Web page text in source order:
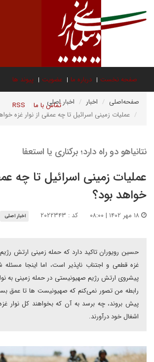
صفحه نخست درباره ما عضویت پیوند ها
تماس با ما RSS صفحه‌اصلی اخبار
اخبار اصلی
عملیات زمینی اسرائیل تا چه عمقی از نوار غزه
نتانیاهو دو راه دارد؛ برکناری یا استعفا
عملیات زمینی اسرائیل تا چه
خواهد بود؟
کد : ۲۰۲۲۳۴۳ اخبار اصلی
حسین رویوران تاکید دارد که حمله زمینی ارتش
غزه قطعی و اجتناب ناپذیر است، اما اینجا
پیشروی ارتش رژیم صهیونیستی در حمله زمینی به
رابطه من تصور نمی‌کنم که صهیونیست ها تا عمق
پیش بروند، چه برسد به آن که بخواهند کل نوار
اشغال خود درآورند.